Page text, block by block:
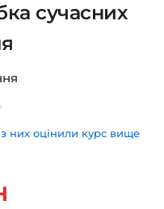
сучасних
них оцінили курс вище